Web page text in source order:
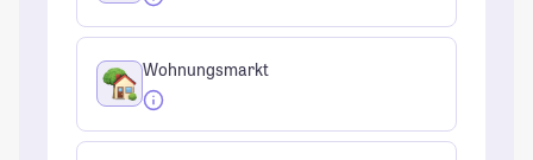
Wohnungsmarkt